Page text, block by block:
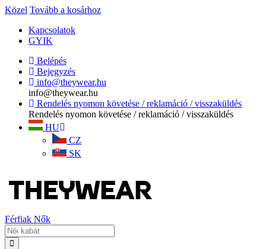
Közel Tovább a kosárhoz
Kapcsolatok
GYIK
Belépés
Bejegyzés
info@theywear.hu
info@theywear.hu
Rendelés nyomon követése / reklamáció / visszaküldés
Rendelés nyomon követése / reklamáció / visszaküldés
HU
CZ
SK
Férfiak Nők